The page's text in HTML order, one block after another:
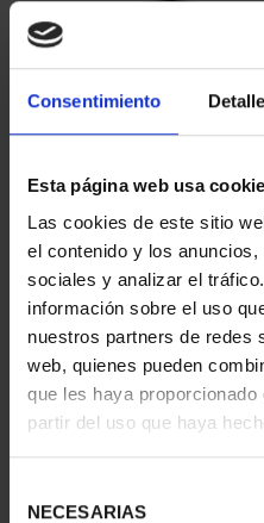
Consentimiento
Esta página web usa
Las cookies de este sitio
el contenido y los
sociales y analizar el
información sobre el uso
nuestros partners de redes
web, quienes pueden
que les haya
partir del uso que haya
NECESARIAS
CARTERITA MONEDA 60
EUR 2026
85,00 €